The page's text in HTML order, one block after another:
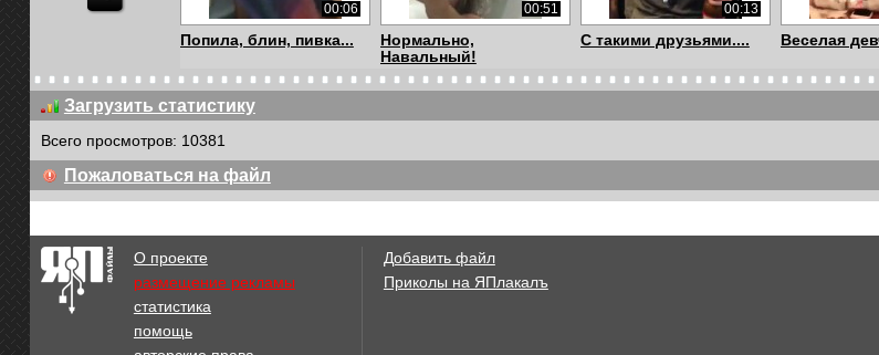
00:06
Попила, блин, пивка...
00:51
Нормально,
Навальный!
00:13
С такими друзьями.... Веселая
00:25
Собака в ванне
00:32
Слоненок получает
00:54
Попили пивка
На
Загрузить статистику
Всего просмотров: 10381
Пожаловаться на файл
О проекте
размещение рекламы
статистика
помощь
Добавить файл
Приколы на ЯПлакалъ